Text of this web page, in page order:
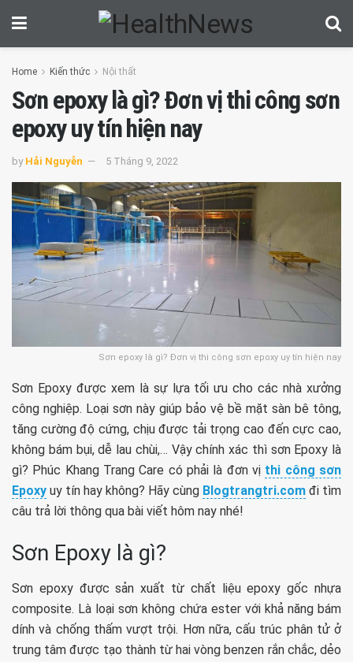
Home Kiến thức Nội thất
Sơn epoxy là gì? Đơn vị thi công sơn
epoxy uy tín hiện nay
by Hải Nguyễn 5 Tháng 9, 2022
Sơn epoxy là gì? Đơn vị thi công sơn epoxy uy tín hiện nay
Sơn Epoxy được xem là sự lựa tối ưu cho các nhà xưởng
công nghiệp. Loại sơn này giúp bảo vệ bề mặt sàn bê tông,
tăng cường độ cứng, chịu được tải trọng cao đến cực cao,
không bám bụi, dễ lau chùi,… Vậy chính xác thì sơn Epoxy là
gì? Phúc Khang Trang Care có phải là đơn vị thi công sơn
Epoxy uy tín hay không? Hãy cùng Blogtrangtri.com đi tìm
câu trả lời thông qua bài viết hôm nay nhé!
Sơn Epoxy là gì?
Sơn epoxy được sản xuất từ ​​chất liệu epoxy gốc nhựa
composite. Là loại sơn không chứa ester với khả năng bám
dính và chống thấm vượt trội. Hơn nữa, cấu trúc phân tử ở
trung tâm được tạo thành từ hai vòng benzen rắn chắc, dẻo